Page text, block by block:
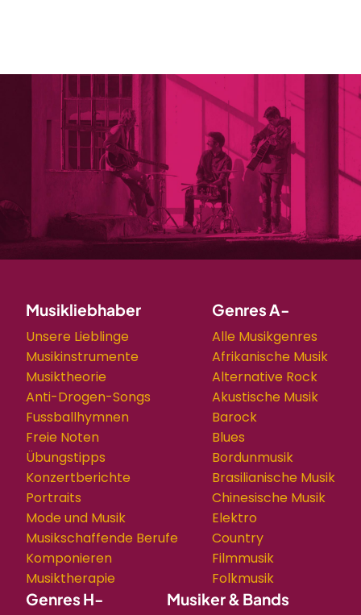
Musikliebhaber
Unsere Lieblinge
Musikinstrumente
Musiktheorie
Anti-Drogen-Songs
Fussballhymnen
Freie Noten
Übungstipps
Konzertberichte
Portraits
Mode und Musik
Musikschaffende Berufe
Komponieren
Musiktherapie
Genres A-
Alle Musikgenres
Afrikanische Musik
Alternative Rock
Akustische Musik
Barock
Blues
Bordunmusik
Brasilianische Musik
Chinesische Musik
Elektro
Country
Filmmusik
Folkmusik
Genres H- Musiker & Bands